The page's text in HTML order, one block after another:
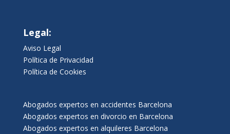
Legal:
Aviso Legal
Política de Privacidad
Política de Cookies
Abogados expertos en accidentes Barcelona
Abogados expertos en divorcio en Barcelona
Abogados expertos en alquileres Barcelona